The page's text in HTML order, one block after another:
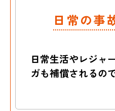
日常の事
日常生活やレジャ
ガも補償されるの